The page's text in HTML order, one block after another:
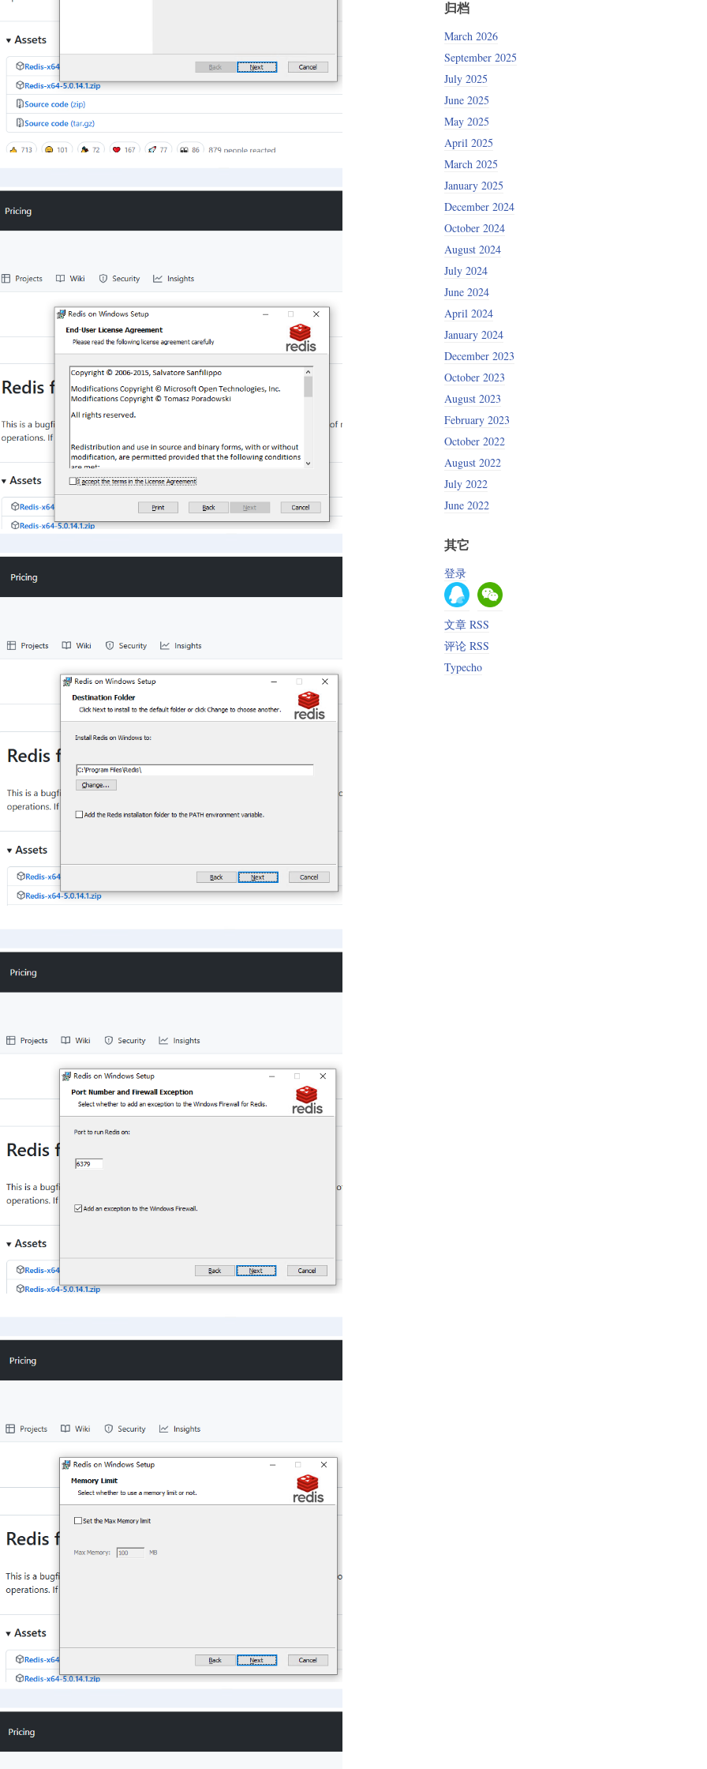
归档
March 2026
September 2025
July 2025
June 2025
May 2025
April 2025
March 2025
January 2025
December 2024
October 2024
August 2024
July 2024
June 2024
April 2024
January 2024
December 2023
October 2023
August 2023
February 2023
October 2022
August 2022
July 2022
June 2022
其它
登录
文章 RSS
评论 RSS
Typecho